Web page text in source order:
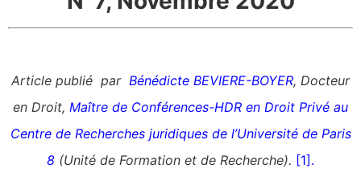
Article publié par Bénédicte BEVIERE-BOYER, Docteur
en Droit, Maître de Conférences-HDR en Droit Privé au
Centre de Recherches juridiques de l’Université de Paris
8 (Unité de Formation et de Recherche). [1].